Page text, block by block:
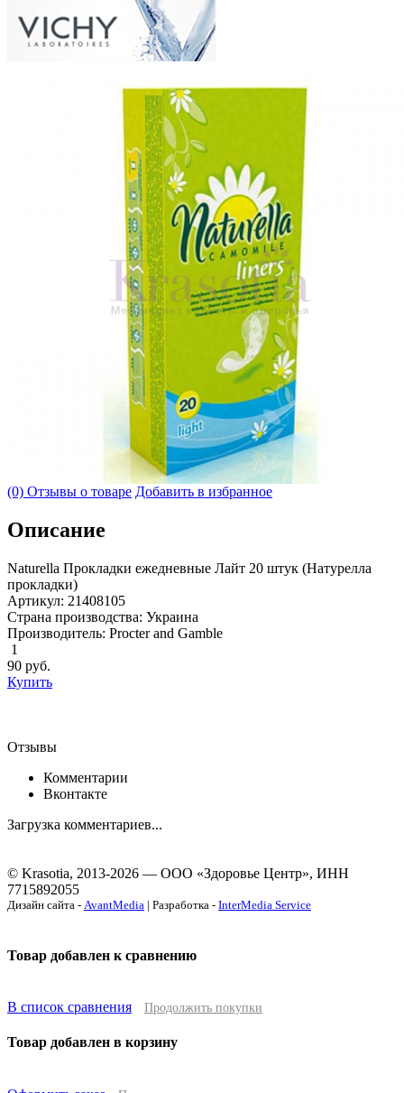
(0) Отзывы о товаре Добавить в избранное
Описание
Naturella Прокладки ежедневные Лайт 20 штук (Натурелла
прокладки)
Артикул: 21408105
Страна производства: Украина
Производитель: Procter and Gamble
1
90 руб.
Купить
Отзывы
Комментарии
Вконтакте
Загрузка комментариев...
© Krasotia, 2013-2026 — ООО «Здоровье Центр», ИНН
7715892055
Дизайн сайта - AvantMedia | Разработка - InterMedia Service
Товар добавлен к сравнению
В список сравнения Продолжить покупки
Товар добавлен в корзину